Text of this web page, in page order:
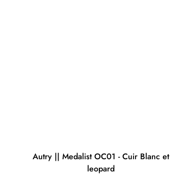
Autry || Medalist OC01 - Cuir Blanc et
leopard